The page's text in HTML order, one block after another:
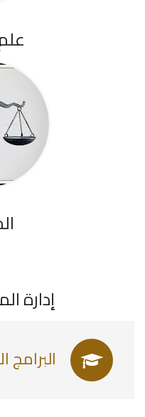
إدارة
البرامج